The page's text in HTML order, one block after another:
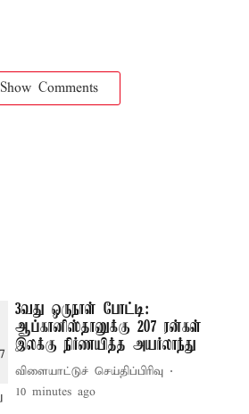
Show Comments
3வது ஒருநாள் போட்டி:
ஆப்கானிஸ்தானுக்கு 207 ரன்கள்
இலக்கு நிர்ணயித்த அயர்லாந்து
விளையாட்டுச் செய்திப்பிரிவு
10 minutes ago